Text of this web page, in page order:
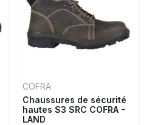
COFRA
Chaussures de sécurité
hautes S3 SRC COFRA -
LAND